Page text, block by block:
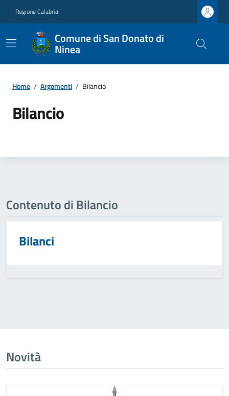
Regione Calabria
Comune di San Donato di
Ninea
Home / Argomenti / Bilancio
Bilancio
Contenuto di Bilancio
Bilanci
Novità